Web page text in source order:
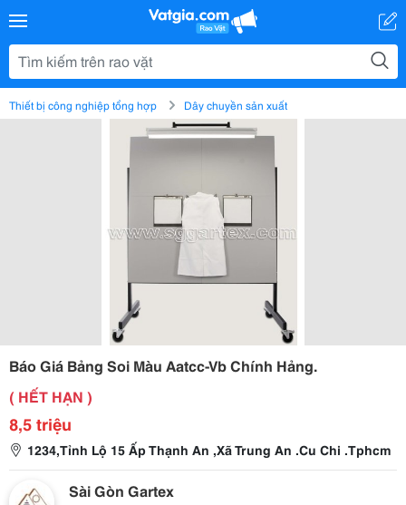
Thiết bị công nghiệp tổng hợp Dây chuyền sản xuất
Báo Giá Bảng Soi Màu Aatcc-Vb Chính Hảng.
( HẾT HẠN )
8,5 triệu
1234,Tỉnh Lộ 15 Ấp Thạnh An ,Xã Trung An .Cu Chi .Tphcm
Sài Gòn Gartex